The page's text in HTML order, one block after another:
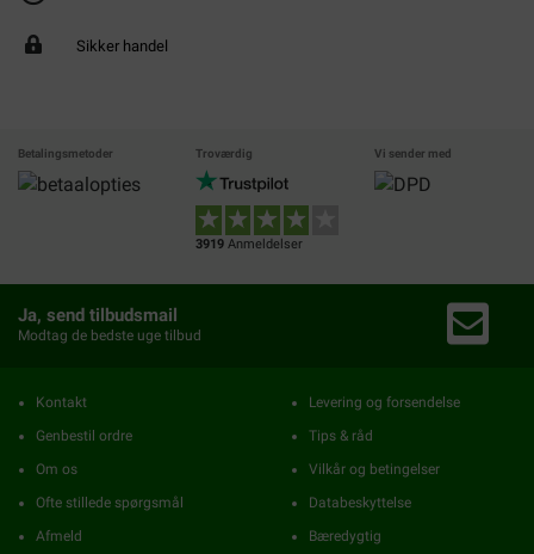
Sikker handel
Betalingsmetoder Troværdig
3919 Anmeldelser
Vi sender med
Ja, send tilbudsmail
Modtag de bedste uge tilbud
Kontakt
Genbestil ordre
Om os
Ofte stillede spørgsmål
Afmeld
Levering og forsendelse
Tips & råd
Vilkår og betingelser
Databeskyttelse
Bæredygtig